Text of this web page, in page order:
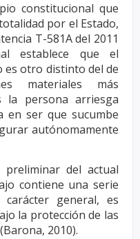
constitucional que
por el Estado,
T-581A del 2011
establece que el
es otro distinto del de
materiales más
la persona arriesga
en ser que sucumbe
autónomamente
del actual
contiene una serie
general, es
la protección de las
2010).